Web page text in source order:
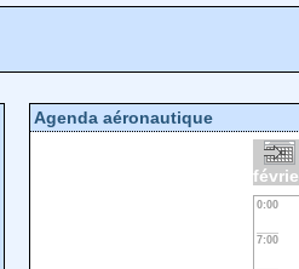
Agenda aéronautique
0:00
7:00